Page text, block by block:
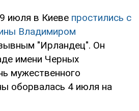
июля в Киеве простились с
Владимиром
"Ирландец". Он
имени Черных
мужественного
оборвалась 4 июля на